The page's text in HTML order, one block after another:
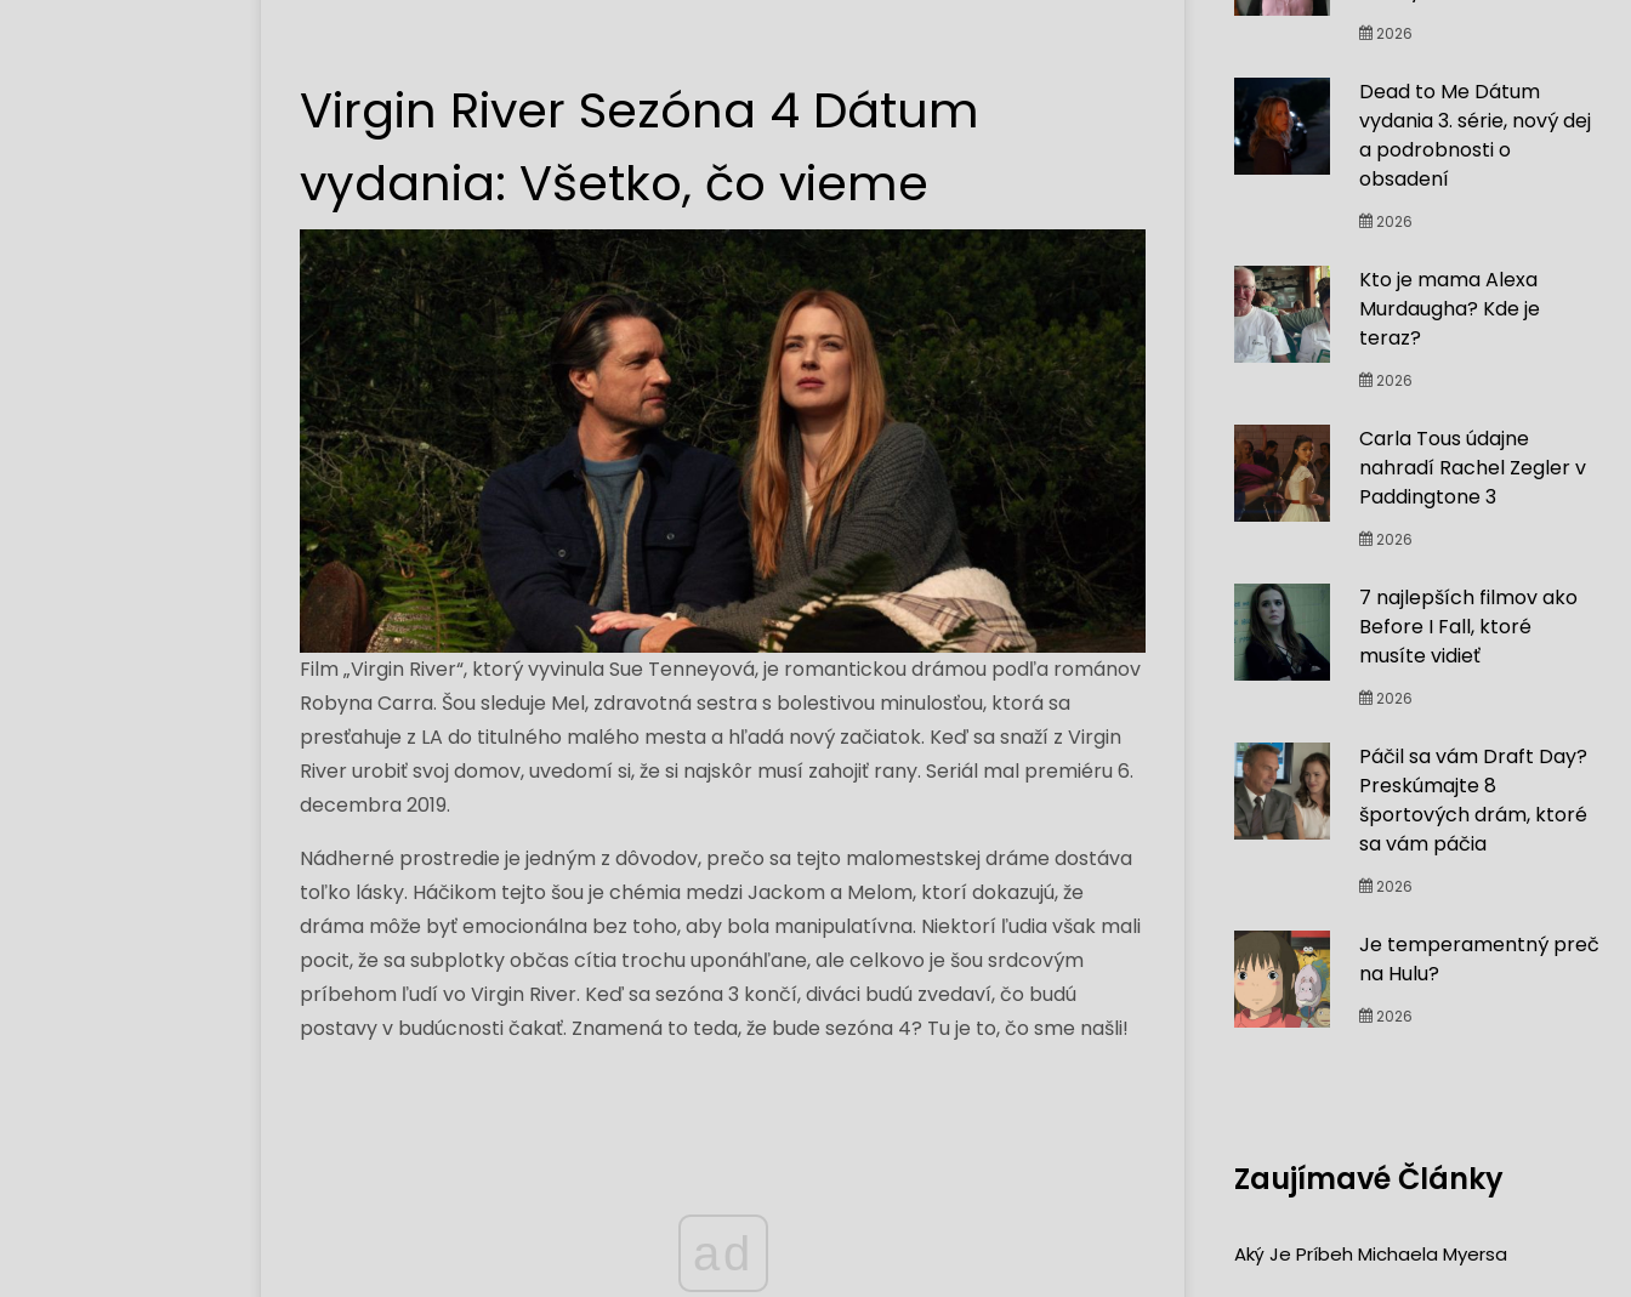
Virgin River Sezóna 4 Dátum
vydania: Všetko, čo vieme
Film „Virgin River“, ktorý vyvinula Sue Tenneyová, je romantickou drámou podľa románov
Robyna Carra. Šou sleduje Mel, zdravotná sestra s bolestivou minulosťou, ktorá sa
presťahuje z LA do titulného malého mesta a hľadá nový začiatok. Keď sa snaží z Virgin
River urobiť svoj domov, uvedomí si, že si najskôr musí zahojiť rany. Seriál mal premiéru 6.
decembra 2019.
Nádherné prostredie je jedným z dôvodov, prečo sa tejto malomestskej dráme dostáva
toľko lásky. Háčikom tejto šou je chémia medzi Jackom a Melom, ktorí dokazujú, že
dráma môže byť emocionálna bez toho, aby bola manipulatívna. Niektorí ľudia však mali
pocit, že sa subplotky občas cítia trochu uponáhľane, ale celkovo je šou srdcovým
príbehom ľudí vo Virgin River. Keď sa sezóna 3 končí, diváci budú zvedaví, čo budú
postavy v budúcnosti čakať. Znamená to teda, že bude sezóna 4? Tu je to, čo sme našli!
ad
2026
Dead to Me Dátum
vydania 3. série, nový dej
a podrobnosti o
obsadení
2026
Kto je mama Alexa
Murdaugha? Kde je
teraz?
2026
Carla Tous údajne
nahradí Rachel Zegler v
Paddingtone 3
2026
7 najlepších filmov ako
Before I Fall, ktoré
musíte vidieť
2026
Páčil sa vám Draft Day?
Preskúmajte 8
športových drám, ktoré
sa vám páčia
2026
Je temperamentný preč
na Hulu?
2026
Zaujímavé Články
Aký Je Príbeh Michaela Myersa